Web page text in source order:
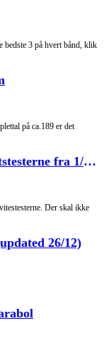
bedste 3 på hvert bånd, klik
på ca.189 er det
Nye regler for 50 og 70 MHz aktivitetstesterne fra 1/1 2025, og opdeling i digitale og analoge tester fra 2026
Der skal ikke
26/12)